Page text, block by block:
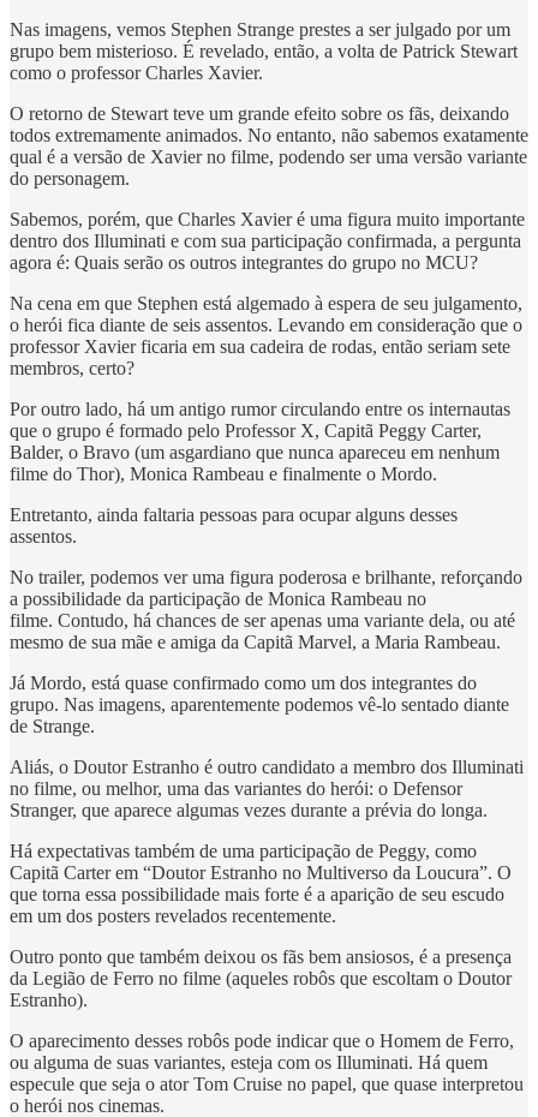
Nas imagens, vemos Stephen Strange prestes a ser julgado por um
grupo bem misterioso. É revelado, então, a volta de Patrick Stewart
como o professor Charles Xavier.
O retorno de Stewart teve um grande efeito sobre os fãs, deixando
todos extremamente animados. No entanto, não sabemos exatamente
qual é a versão de Xavier no filme, podendo ser uma versão variante
do personagem.
Sabemos, porém, que Charles Xavier é uma figura muito importante
dentro dos Illuminati e com sua participação confirmada, a pergunta
agora é: Quais serão os outros integrantes do grupo no MCU?
Na cena em que Stephen está algemado à espera de seu julgamento,
o herói fica diante de seis assentos. Levando em consideração que o
professor Xavier ficaria em sua cadeira de rodas, então seriam sete
membros, certo?
Por outro lado, há um antigo rumor circulando entre os internautas
que o grupo é formado pelo Professor X, Capitã Peggy Carter,
Balder, o Bravo (um asgardiano que nunca apareceu em nenhum
filme do Thor), Monica Rambeau e finalmente o Mordo.
Entretanto, ainda faltaria pessoas para ocupar alguns desses
assentos.
No trailer, podemos ver uma figura poderosa e brilhante, reforçando
a possibilidade da participação de Monica Rambeau no
filme. Contudo, há chances de ser apenas uma variante dela, ou até
mesmo de sua mãe e amiga da Capitã Marvel, a Maria Rambeau.
Já Mordo, está quase confirmado como um dos integrantes do
grupo. Nas imagens, aparentemente podemos vê-lo sentado diante
de Strange.
Aliás, o Doutor Estranho é outro candidato a membro dos Illuminati
no filme, ou melhor, uma das variantes do herói: o Defensor
Stranger, que aparece algumas vezes durante a prévia do longa.
Há expectativas também de uma participação de Peggy, como
Capitã Carter em “Doutor Estranho no Multiverso da Loucura”. O
que torna essa possibilidade mais forte é a aparição de seu escudo
em um dos posters revelados recentemente.
Outro ponto que também deixou os fãs bem ansiosos, é a presença
da Legião de Ferro no filme (aqueles robôs que escoltam o Doutor
Estranho).
O aparecimento desses robôs pode indicar que o Homem de Ferro,
ou alguma de suas variantes, esteja com os Illuminati. Há quem
especule que seja o ator Tom Cruise no papel, que quase interpretou
o herói nos cinemas.